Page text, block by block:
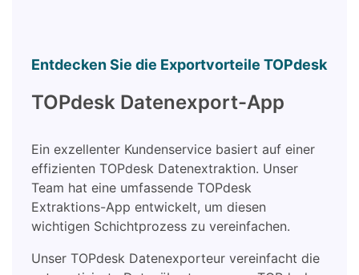
Entdecken Sie die Exportvorteile TOPdesk
TOPdesk Datenexport-App
Ein exzellenter Kundenservice basiert auf einer
effizienten TOPdesk Datenextraktion. Unser
Team hat eine umfassende TOPdesk
Extraktions-App entwickelt, um diesen
wichtigen Schichtprozess zu vereinfachen.
Unser TOPdesk Datenexporteur vereinfacht die